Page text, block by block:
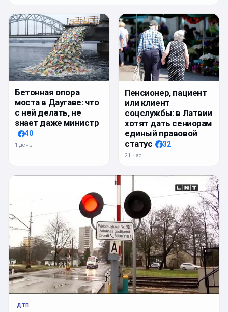
Бетонная опора
моста в Даугаве: что
с ней делать, не
знает даже министр
40
1 день
Пенсионер, пациент
или клиент
соцслужбы: в Латвии
хотят дать сениорам
единый правовой
статус
32
21 час
ДТП